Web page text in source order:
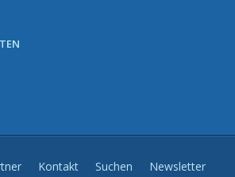
Kontakt Suchen Newsletter